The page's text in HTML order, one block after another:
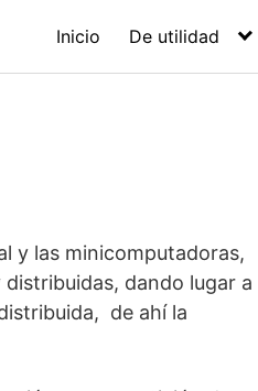
Inicio De utilidad
y las minicomputadoras,
dando lugar a
de ahí la